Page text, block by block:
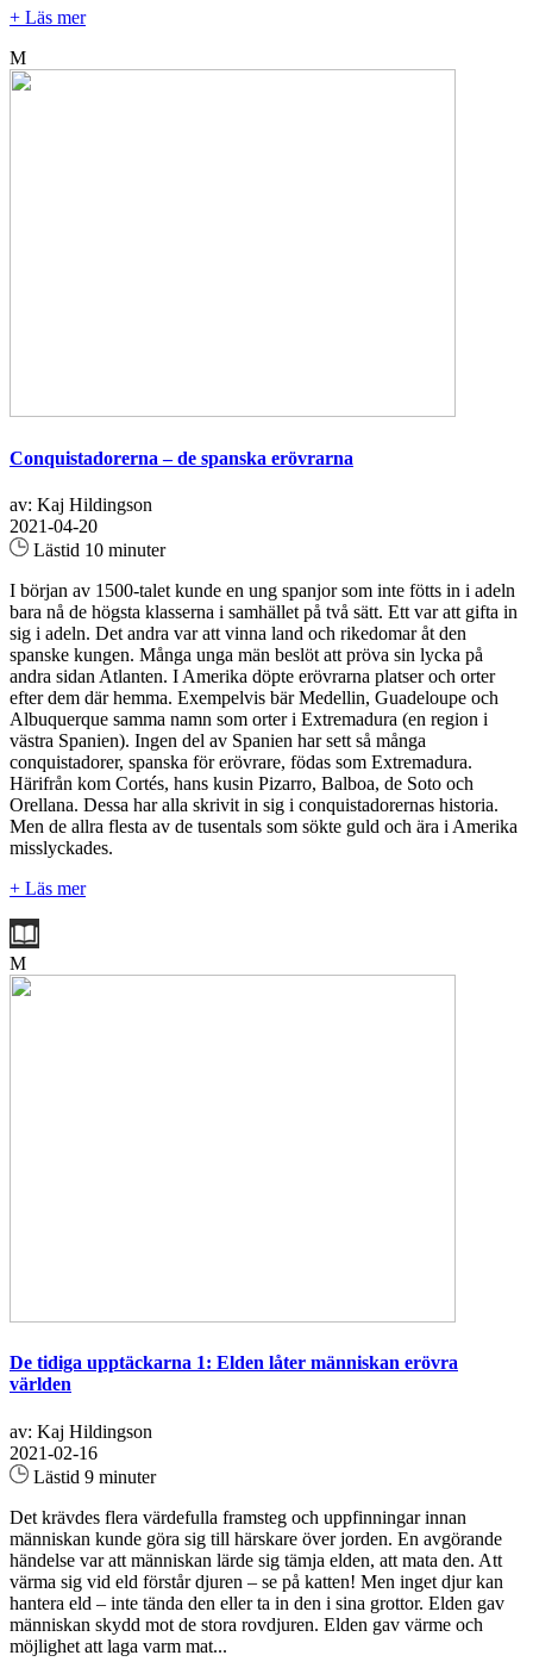
+ Läs mer
M
Conquistadorerna – de spanska erövrarna
av: Kaj Hildingson
2021-04-20
Lästid 10 minuter
I början av 1500-talet kunde en ung spanjor som inte fötts in i adeln
bara nå de högsta klasserna i samhället på två sätt. Ett var att gifta in
sig i adeln. Det andra var att vinna land och rikedomar åt den
spanske kungen. Många unga män beslöt att pröva sin lycka på
andra sidan Atlanten. I Amerika döpte erövrarna platser och orter
efter dem där hemma. Exempelvis bär Medellin, Guadeloupe och
Albuquerque samma namn som orter i Extremadura (en region i
västra Spanien). Ingen del av Spanien har sett så många
conquistadorer, spanska för erövrare, födas som Extremadura.
Härifrån kom Cortés, hans kusin Pizarro, Balboa, de Soto och
Orellana. Dessa har alla skrivit in sig i conquistadorernas historia.
Men de allra flesta av de tusentals som sökte guld och ära i Amerika
misslyckades.
+ Läs mer
M
De tidiga upptäckarna 1: Elden låter människan erövra
världen
av: Kaj Hildingson
2021-02-16
Lästid 9 minuter
Det krävdes flera värdefulla framsteg och uppfinningar innan
människan kunde göra sig till härskare över jorden. En avgörande
händelse var att människan lärde sig tämja elden, att mata den. Att
värma sig vid eld förstår djuren – se på katten! Men inget djur kan
hantera eld – inte tända den eller ta in den i sina grottor. Elden gav
människan skydd mot de stora rovdjuren. Elden gav värme och
möjlighet att laga varm mat...